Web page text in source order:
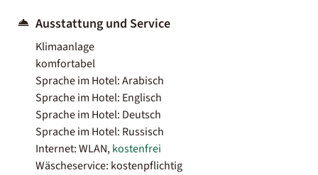
Ausstattung und Service
Klimaanlage
komfortabel
Sprache im Hotel: Arabisch
Sprache im Hotel: Englisch
Sprache im Hotel: Deutsch
Sprache im Hotel: Russisch
Internet: WLAN,kostenfrei
Wäscheservice: kostenpflichtig